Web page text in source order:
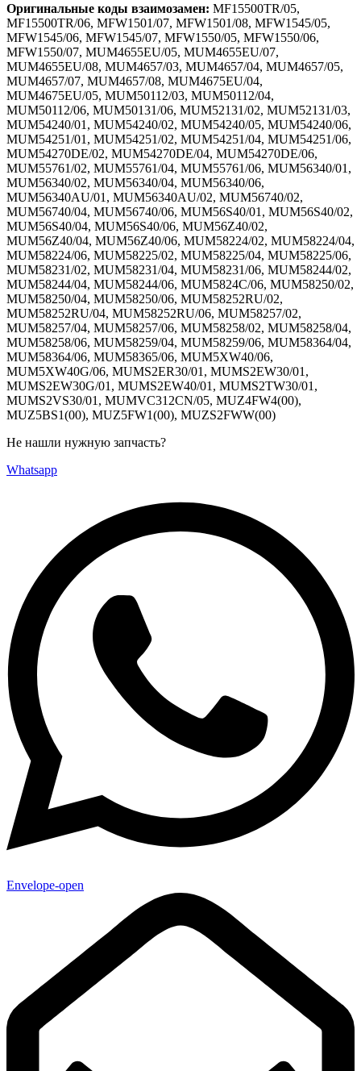
Оригинальные коды взаимозамен: MF15500TR/05,
MF15500TR/06, MFW1501/07, MFW1501/08, MFW1545/05,
MFW1545/06, MFW1545/07, MFW1550/05, MFW1550/06,
MFW1550/07, MUM4655EU/05, MUM4655EU/07,
MUM4655EU/08, MUM4657/03, MUM4657/04, MUM4657/05,
MUM4657/07, MUM4657/08, MUM4675EU/04,
MUM4675EU/05, MUM50112/03, MUM50112/04,
MUM50112/06, MUM50131/06, MUM52131/02, MUM52131/03,
MUM54240/01, MUM54240/02, MUM54240/05, MUM54240/06,
MUM54251/01, MUM54251/02, MUM54251/04, MUM54251/06,
MUM54270DE/02, MUM54270DE/04, MUM54270DE/06,
MUM55761/02, MUM55761/04, MUM55761/06, MUM56340/01,
MUM56340/02, MUM56340/04, MUM56340/06,
MUM56340AU/01, MUM56340AU/02, MUM56740/02,
MUM56740/04, MUM56740/06, MUM56S40/01, MUM56S40/02,
MUM56S40/04, MUM56S40/06, MUM56Z40/02,
MUM56Z40/04, MUM56Z40/06, MUM58224/02, MUM58224/04,
MUM58224/06, MUM58225/02, MUM58225/04, MUM58225/06,
MUM58231/02, MUM58231/04, MUM58231/06, MUM58244/02,
MUM58244/04, MUM58244/06, MUM5824C/06, MUM58250/02,
MUM58250/04, MUM58250/06, MUM58252RU/02,
MUM58252RU/04, MUM58252RU/06, MUM58257/02,
MUM58257/04, MUM58257/06, MUM58258/02, MUM58258/04,
MUM58258/06, MUM58259/04, MUM58259/06, MUM58364/04,
MUM58364/06, MUM58365/06, MUM5XW40/06,
MUM5XW40G/06, MUMS2ER30/01, MUMS2EW30/01,
MUMS2EW30G/01, MUMS2EW40/01, MUMS2TW30/01,
MUMS2VS30/01, MUMVC312CN/05, MUZ4FW4(00),
MUZ5BS1(00), MUZ5FW1(00), MUZS2FWW(00)
Не нашли нужную запчасть?
Whatsapp
Envelope-open